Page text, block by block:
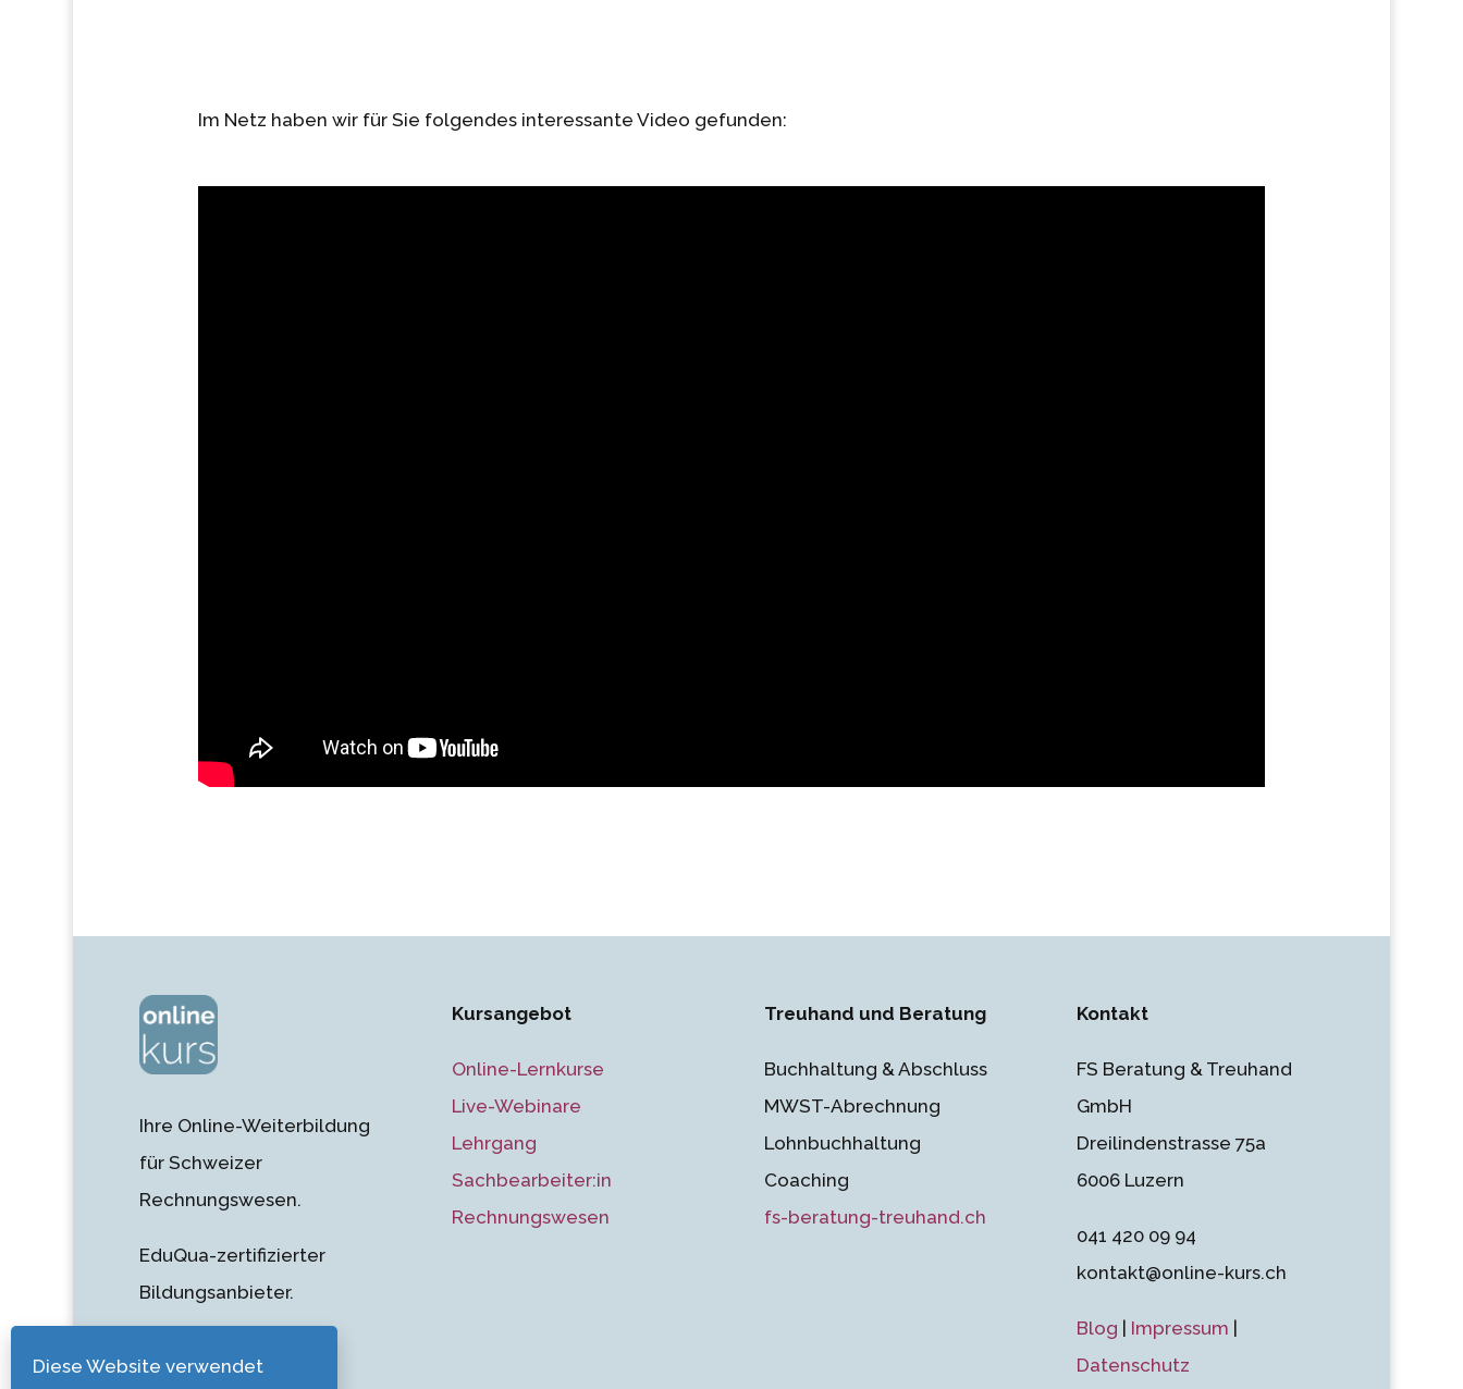
Im Netz haben wir für Sie folgendes interessante Video gefunden:
Ihre Online-Weiterbildung
für Schweizer
Rechnungswesen.
EduQua-zertifizierter
Bildungsanbieter.
Kursangebot
Online-Lernkurse
Live-Webinare
Lehrgang
Sachbearbeiter:in
Rechnungswesen
Treuhand und Beratung
Buchhaltung & Abschluss
MWST-Abrechnung
Lohnbuchhaltung
Coaching
fs-beratung-treuhand.ch
Kontakt
FS Beratung & Treuhand
GmbH
Dreilindenstrasse 75a
6006 Luzern
041 420 09 94
kontakt@online-kurs.ch
Blog Impressum
Datenschutz
Diese Website verwendet